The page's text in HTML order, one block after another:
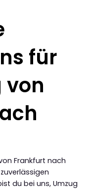
für
von
Frankfurt nach
du bei uns, Umzug